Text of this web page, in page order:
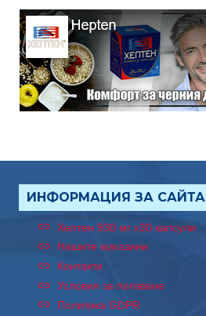
ИНФОРМАЦИЯ ЗА САЙТА
Хептен 930 мг x30 капсули
Нашите магазини
Контакти
Условия за ползване
Политика GDPR